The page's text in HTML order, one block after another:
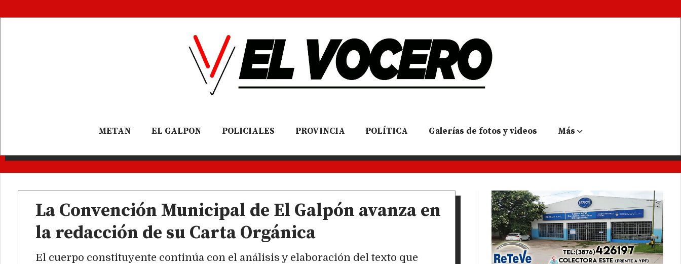
METAN EL GALPON POLICIALES PROVINCIA POLÍTICA Galerías de fotos y videos Más
La Convención Municipal de El Galpón avanza en
la redacción de su Carta Orgánica
El cuerpo constituyente continúa con el análisis y elaboración del texto que